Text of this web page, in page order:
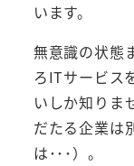
います。
無意識の状態
ろITサービス
いしか知りま
だたる企業は
は･･･）。